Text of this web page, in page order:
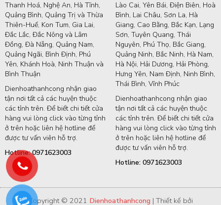
Thanh Hoá, Nghệ An, Hà Tĩnh,
Quảng Bình, Quảng Trị và Thừa
Thiên-Huế, Kon Tum, Gia Lai,
Đắc Lắc, Đắc Nông và Lâm
Đồng, Đà Nẵng, Quảng Nam,
Quảng Ngãi, Bình Định, Phú
Yên, Khánh Hoà, Ninh Thuận và
Bình Thuận
Dienhoathanhcong nhận giao
tận nơi tất cả các huyện thuộc
các tỉnh trên. Để biết chi tiết cửa
hàng vui lòng click vào từng tỉnh
ở trên hoặc liên hệ hotline để
được tư vấn viên hỗ trợ.
Hotline: 0971623003
Lào Cai, Yên Bái, Điện Biên, Hoà
Bình, Lai Châu, Sơn La, Hà
Giang, Cao Bằng, Bắc Kạn, Lạng
Sơn, Tuyên Quang, Thái
Nguyên, Phú Thọ, Bắc Giang,
Quảng Ninh, Bắc Ninh, Hà Nam,
Hà Nội, Hải Dương, Hải Phòng,
Hưng Yên, Nam Định, Ninh Bình,
Thái Bình, Vĩnh Phúc
Dienhoathanhcong nhận giao
tận nơi tất cả các huyện thuộc
các tỉnh trên. Để biết chi tiết cửa
hàng vui lòng click vào từng tỉnh
ở trên hoặc liên hệ hotline để
được tư vấn viên hỗ trợ.
Hotline: 0971623003
Copyright © 2021 Dienhoathanhcong | Thiết kế bởi